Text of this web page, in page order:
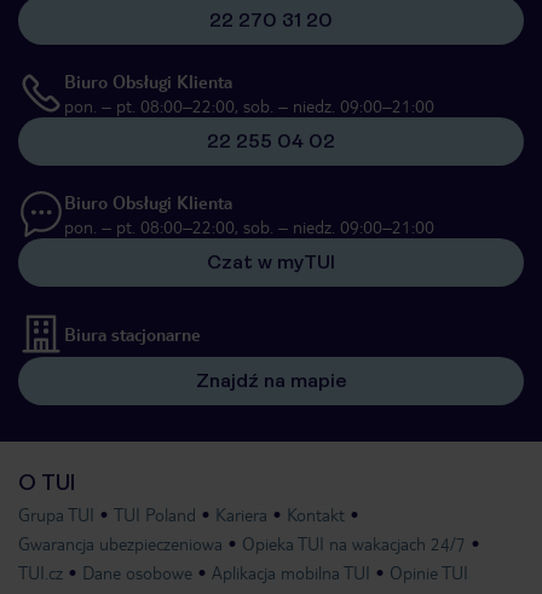
22 270 31 20
Biuro Obsługi Klienta
pon. – pt. 08:00–22:00, sob. – niedz. 09:00–21:00
22 255 04 02
Biuro Obsługi Klienta
pon. – pt. 08:00–22:00, sob. – niedz. 09:00–21:00
Czat w myTUI
Biura stacjonarne
Znajdź na mapie
O TUI
Grupa TUI TUI Poland Kariera
Kontakt
Gwarancja ubezpieczeniowa
Opieka TUI na wakacjach 24/7
TUI.cz
Dane osobowe Aplikacja mobilna TUI Opinie TUI